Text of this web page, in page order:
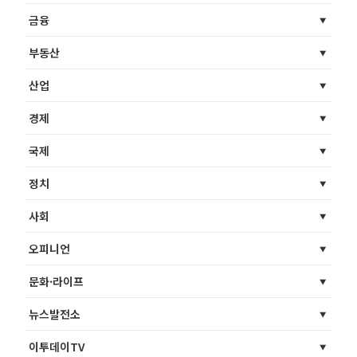
금융
부동산
산업
경제
국제
정치
사회
오피니언
문화·라이프
뉴스발전소
이투데이TV